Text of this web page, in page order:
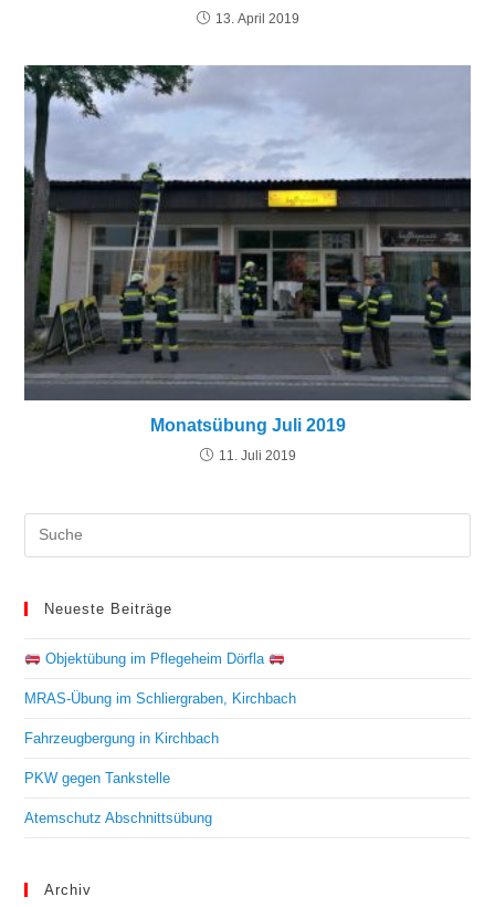
13. April 2019
Monatsübung Juli 2019
11. Juli 2019
Neueste Beiträge
Objektübung im Pflegeheim Dörfla
MRAS-Übung im Schliergraben, Kirchbach
Fahrzeugbergung in Kirchbach
PKW gegen Tankstelle
Atemschutz Abschnittsübung
Archiv